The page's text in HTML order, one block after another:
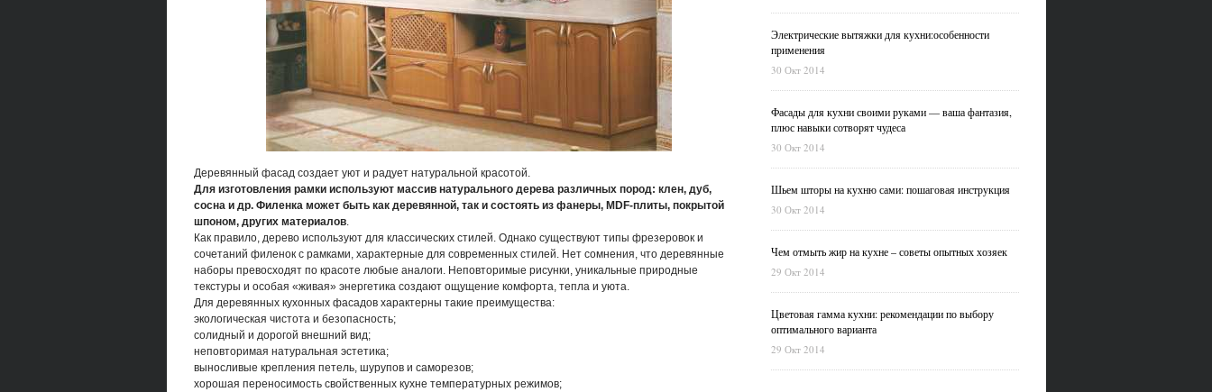
Деревянный фасад создает уют и радует натуральной красотой.
Для изготовления рамки используют массив натурального дерева различных пород: клен, дуб,
сосна и др. Филенка может быть как деревянной, так и состоять из фанеры, MDF-плиты, покрытой
шпоном, других материалов.
Как правило, дерево используют для классических стилей. Однако существуют типы фрезеровок и
сочетаний филенок с рамками, характерные для современных стилей. Нет сомнения, что деревянные
наборы превосходят по красоте любые аналоги. Неповторимые рисунки, уникальные природные
текстуры и особая «живая» энергетика создают ощущение комфорта, тепла и уюта.
Для деревянных кухонных фасадов характерны такие преимущества:
экологическая чистота и безопасность;
солидный и дорогой внешний вид;
неповторимая натуральная эстетика;
выносливые крепления петель, шурупов и саморезов;
хорошая переносимость свойственных кухне температурных режимов;
Электрические вытяжки для кухни:особенности
применения
30 Окт 2014
Фасады для кухни своими руками — ваша фантазия,
плюс навыки сотворят чудеса
30 Окт 2014
Шьем шторы на кухню сами: пошаговая инструкция
30 Окт 2014
Чем отмыть жир на кухне – советы опытных хозяек
29 Окт 2014
Цветовая гамма кухни: рекомендации по выбору
оптимального варианта
29 Окт 2014